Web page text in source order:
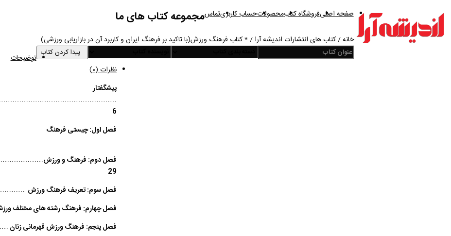
صفحه اصلیفروشگاه کتابمحصولاتحساب کاربریتماسمجموعه کتاب های ما
خانه/کتاب های انتشارات اندیشه آرا/ * کتاب فرهنگ ورزش(با تاکید بر فرهنگ ایران و کاربرد آن در بازاریابی ورزشی)
پیدا کردن کتاب
توضیحات
نظرات (0)
پیشگفتار
6
فصل اول:چیستی فرهنگ
فصل دوم: فرهنگ و ورزش
29
فصل سوم:تعریف فرهنگ
فصل چهارم: فرهنگ رشته های
فصل پنجم: فرهنگ ورزش